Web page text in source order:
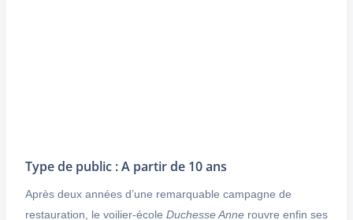
Type de public : A partir de 10 ans
Après deux années d’une remarquable campagne de
restauration, le voilier-école Duchesse Anne rouvre enfin ses